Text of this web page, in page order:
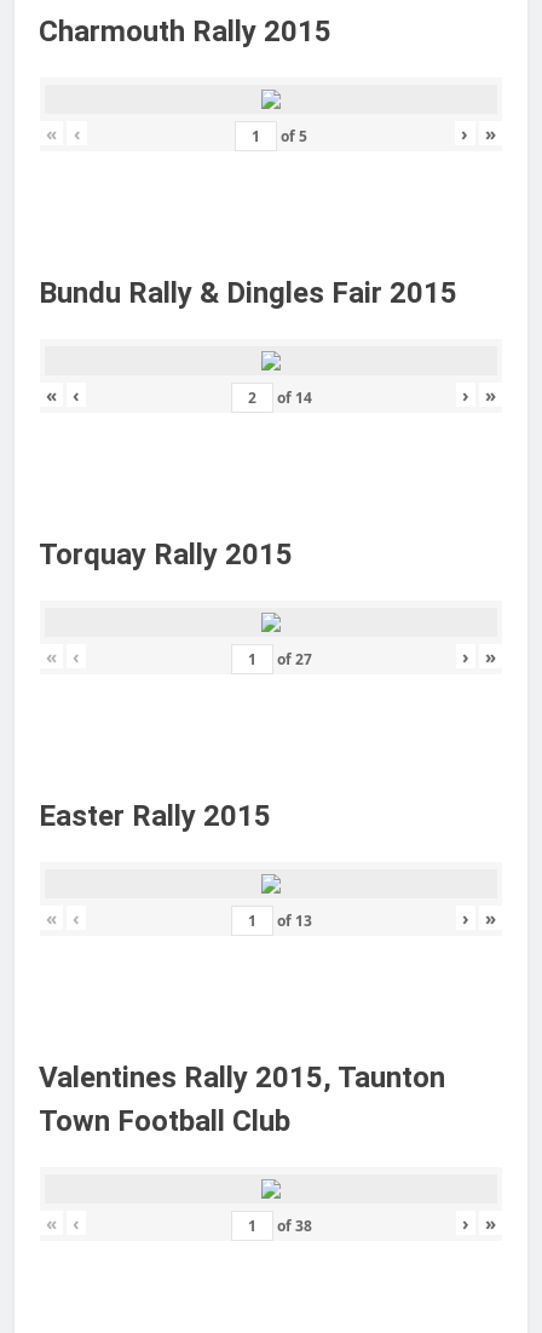
Charmouth Rally 2015
« ‹ of5 › »
Bundu Rally & Dingles Fair 2015
« ‹ of 14 › »
Torquay Rally 2015
« ‹ of27 › »
Easter Rally 2015
« ‹ of 13 › »
Valentines Rally 2015, Taunton
Town Football Club
« ‹ of38 › »